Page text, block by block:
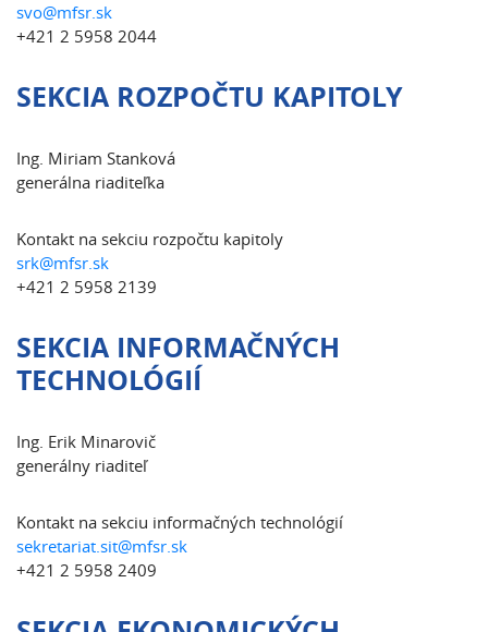
svo@mfsr.sk
+421 2 5958 2044
SEKCIA ROZPOČTU KAPITOLY
Ing. Miriam Stanková
generálna riaditeľka
Kontakt na sekciu rozpočtu kapitoly
srk@mfsr.sk
+421 2 5958 2139
SEKCIA INFORMAČNÝCH
TECHNOLÓGIÍ
Ing. Erik Minarovič
generálny riaditeľ
Kontakt na sekciu informačných technológií
sekretariat.sit@mfsr.sk
+421 2 5958 2409